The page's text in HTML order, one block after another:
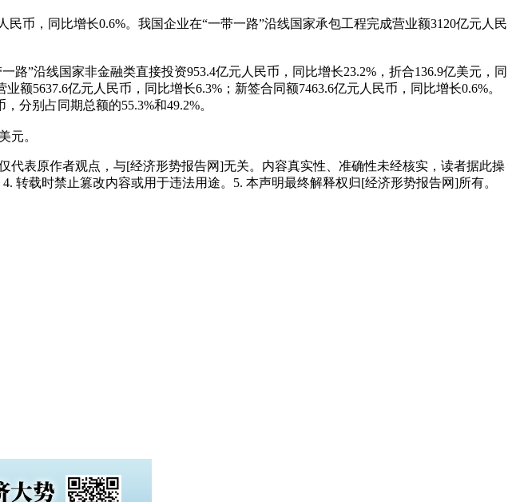
币，同比增长0.6%。我国企业在“一带一路”沿线国家承包工程完成营业额3120亿元人民
”沿线国家非金融类直接投资953.4亿元人民币，同比增长23.2%，折合136.9亿美元，同
额5637.6亿元人民币，同比增长6.3%；新签合同额7463.6亿元人民币，同比增长0.6%。
分别占同期总额的55.3%和49.2%。
元。
表原作者观点，与[经济形势报告网]无关。内容真实性、准确性未经核实，读者据此操
载时禁止篡改内容或用于违法用途。5. 本声明最终解释权归[经济形势报告网]所有。